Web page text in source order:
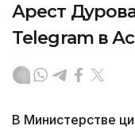
Арест
Telegram в
В Министерстве